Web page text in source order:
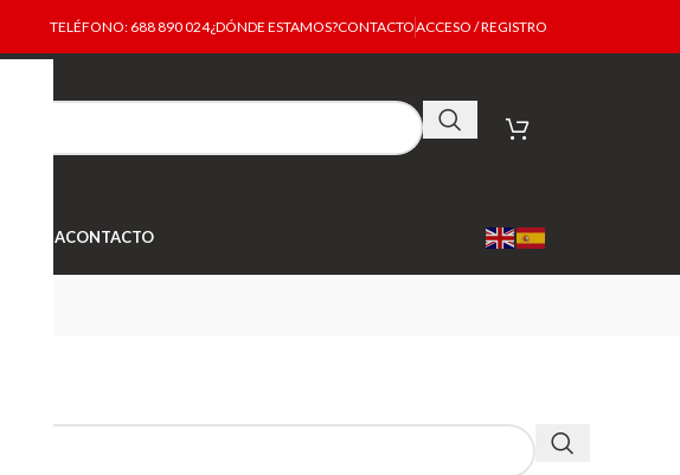
TELÉFONO: 688 890 024¿DÓNDE ESTAMOS?CONTACTOACCESO / REGISTRO
TIENDACONTACTO